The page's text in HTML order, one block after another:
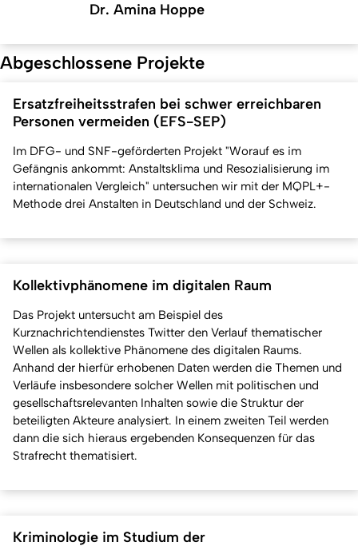
Dr. Amina Hoppe
Abgeschlossene Projekte
Ersatzfreiheitsstrafen bei schwer erreichbaren
Personen vermeiden (EFS-SEP)
Im DFG- und SNF-geförderten Projekt "Worauf es im
Gefängnis ankommt: Anstaltsklima und Resozialisierung im
internationalen Vergleich" untersuchen wir mit der MQPL+-
Methode drei Anstalten in Deutschland und der Schweiz.
Kollektivphänomene im digitalen Raum
Das Projekt untersucht am Beispiel des
Kurznachrichtendienstes Twitter den Verlauf thematischer
Wellen als kollektive Phänomene des digitalen Raums.
Anhand der hierfür erhobenen Daten werden die Themen und
Verläufe insbesondere solcher Wellen mit politischen und
gesellschaftsrelevanten Inhalten sowie die Struktur der
beteiligten Akteure analysiert. In einem zweiten Teil werden
dann die sich hieraus ergebenden Konsequenzen für das
Strafrecht thematisiert.
Kriminologie im Studium der